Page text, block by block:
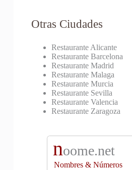
Otras Ciudades
Restaurante Alicante
Restaurante Barcelona
Restaurante Madrid
Restaurante Malaga
Restaurante Murcia
Restaurante Sevilla
Restaurante Valencia
Restaurante Zaragoza
noome.net
Nombres & Números